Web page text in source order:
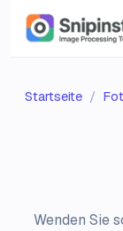
Startseite
Wenden Sie